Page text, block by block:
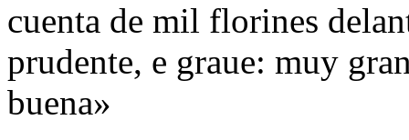
cuenta de mil florines
prudente, e graue: muy
buena»